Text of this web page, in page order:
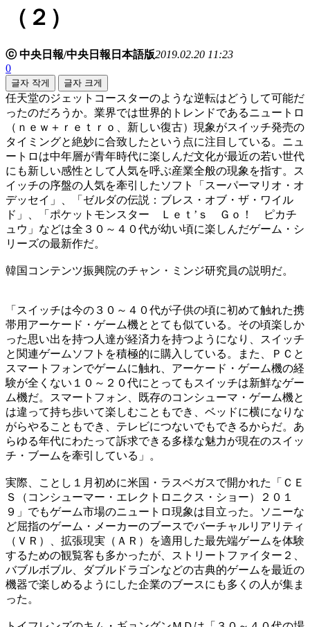
（２）
ⓒ 中央日報/中央日報日本語版2019.02.20 11:23
0
글자 작게 글자 크게
任天堂のジェットコースターのような逆転はどうして可能だ
ったのだろうか。業界では世界的トレンドであるニュートロ
（ｎｅｗ＋ｒｅｔｒｏ、新しい復古）現象がスイッチ発売の
タイミングと絶妙に合致したという点に注目している。ニュ
ートロは中年層が青年時代に楽しんだ文化が最近の若い世代
にも新しい感性として人気を呼ぶ産業全般の現象を指す。ス
イッチの序盤の人気を牽引したソフト「スーパーマリオ・オ
デッセイ」、「ゼルダの伝説：ブレス・オブ・ザ・ワイル
ド」、「ポケットモンスター Ｌｅｔ’ｓ Ｇｏ！ ピカチ
ュウ」などは全３０～４０代が幼い頃に楽しんだゲーム・シ
リーズの最新作だ。
韓国コンテンツ振興院のチャン・ミンジ研究員の説明だ。
「スイッチは今の３０～４０代が子供の頃に初めて触れた携
帯用アーケード・ゲーム機ととても似ている。その頃楽しか
った思い出を持つ人達が経済力を持つようになり、スイッチ
と関連ゲームソフトを積極的に購入している。また、ＰＣと
スマートフォンでゲームに触れ、アーケード・ゲーム機の経
験が全くない１０～２０代にとってもスイッチは新鮮なゲー
ム機だ。スマートフォン、既存のコンシューマ・ゲーム機と
は違って持ち歩いて楽しむこともでき、ベッドに横になりな
がらやることもでき、テレビにつないでもできるからだ。あ
らゆる年代にわたって訴求できる多様な魅力が現在のスイッ
チ・ブームを牽引している」。
実際、ことし１月初めに米国・ラスベガスで開かれた「ＣＥ
Ｓ（コンシューマー・エレクトロニクス・ショー）２０１
９」でもゲーム市場のニュートロ現象は目立った。ソニーな
ど屈指のゲーム・メーカーのブースでバーチャルリアリティ
（ＶＲ）、拡張現実（ＡＲ）を適用した最先端ゲームを体験
するための観覧客も多かったが、ストリートファイター２、
バブルボブル、ダブルドラゴンなどの古典的ゲームを最近の
機器で楽しめるようにした企業のブースにも多くの人が集ま
った。